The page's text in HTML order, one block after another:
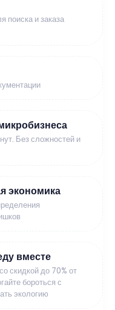
поиска и заказа
Без сложностей и
экономика
вместе
скидкой до 70% от
бороться с
экологию